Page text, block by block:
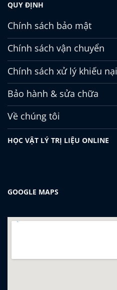
QUY ĐỊNH
Chính sách bảo mật
Chính sách vận chuyển
Chính sách xử lý khiếu nại
Bảo hành & sửa chữa
Về chúng tôi
HỌC VẬT LÝ TRỊ LIỆU ONLINE
GOOGLE MAPS